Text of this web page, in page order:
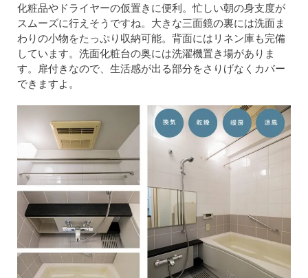
化粧品やドライヤーの仮置きに便利。忙しい朝の身支度が
スムーズに行えそうですね。大きな三面鏡の裏には洗面ま
わりの小物をたっぷり収納可能。背面にはリネン庫も完備
しています。洗面化粧台の奥には洗濯機置き場がありま
す。扉付きなので、生活感が出る部分をさりげなくカバー
できますよ。